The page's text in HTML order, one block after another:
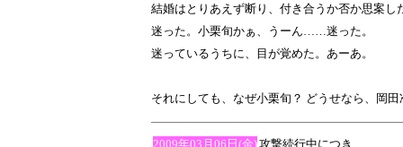
結婚はとりあえず断り、付き合うか否か思案し
迷った。小栗旬かぁ、うーん……迷った。
迷っているうちに、目が覚めた。あーあ。
それにしても、なぜ小栗旬？ どうせなら、岡
2009年03月06日(金)攻撃続行中につき